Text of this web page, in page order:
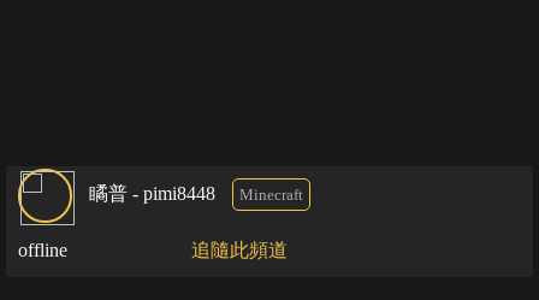
瞲普 - pimi8448 Minecraft
offline 追隨此頻道